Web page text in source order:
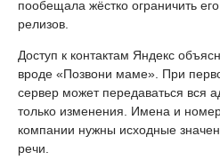
пообещала жёстко ограничить
релизов.
Доступ к контактам Яндекс
вроде «Позвони маме». При
сервер может передаваться вся
только изменения. Имена и
компании нужны исходные
речи.